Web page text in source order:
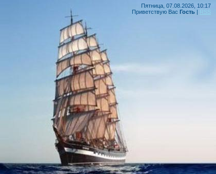
Пятница, 07.08.2026, 10:17
Приветствую Вас Гость | RSS